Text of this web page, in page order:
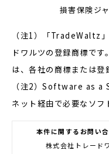
損害保険ジャパ
（注1）「TradeWaltz
ドワルツの登録商標で
は、各社の商標または登
（注2）Software as a
ネット経由で必要なソ
本件に関するお問い
株式会社トレード